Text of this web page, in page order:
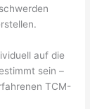
auf die
sein –
TCM-